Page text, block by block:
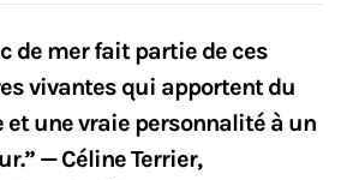
de mer fait partie de ces
vivantes qui apportent du
et une vraie personnalité à un
— Céline Terrier,